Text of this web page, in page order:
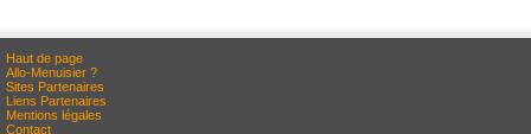
Haut de page
Allo-Menuisier ?
Sites Partenaires
Liens Partenaires
Mentions légales
Contact